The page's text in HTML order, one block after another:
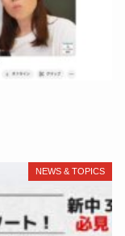
NEWS & TOPICS